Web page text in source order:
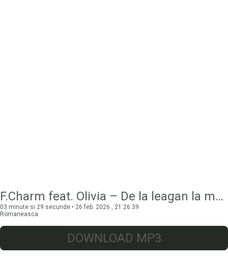
F.Charm feat. Olivia – De la leagan la mormant
03 minute si 29 secunde • 26 feb. 2026 , 21:26:39
Romaneasca
DOWNLOAD MP3